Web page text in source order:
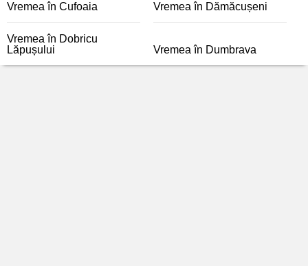
Vremea în Cufoaia Vremea în Dămăcușeni
Vremea în Dobricu
Lăpușului
Vremea în Dumbrava